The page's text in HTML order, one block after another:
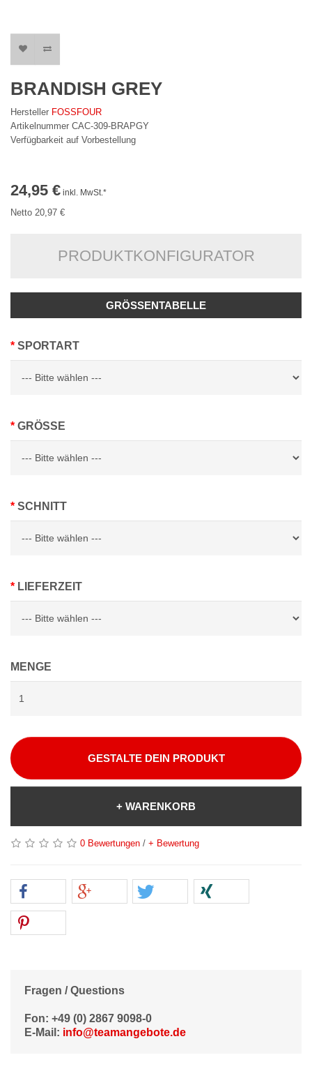
BRANDISH GREY
Hersteller FOSSFOUR
Artikelnummer CAC-309-BRAPGY
Verfügbarkeit auf Vorbestellung
24,95 € inkl. MwSt.*
Netto 20,97 €
PRODUKTKONFIGURATOR
GRÖSSENTABELLE
SPORTART
GRÖSSE
SCHNITT
LIEFERZEIT
MENGE
GESTALTE DEIN PRODUKT
+ WARENKORB
0 Bewertungen / + Bewertung
Fragen / Questions
Fon: +49 (0) 2867 9098-0
E-Mail: info@teamangebote.de